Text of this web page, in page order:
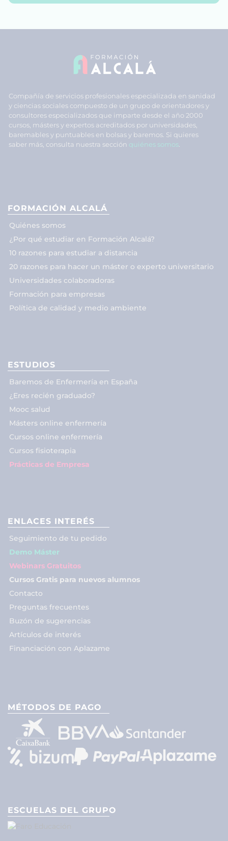
Compañía de servicios profesionales especializada en sanidad
y ciencias sociales compuesto de un grupo de orientadores y
consultores especializados que imparte desde el año 2000
cursos, másters y expertos acreditados por universidades,
baremables y puntuables en bolsas y baremos. Si quieres
saber más, consulta nuestra sección quiénes somos
FORMACIÓN ALCALÁ
Quiénes somos
¿Por qué estudiar en Formación Alcalá?
10 razones para estudiar a distancia
20 razones para hacer un máster o experto universitario
Universidades colaboradoras
Formación para empresas
Política de calidad y medio ambiente
ESTUDIOS
Baremos de Enfermería en España
¿Eres recién graduado?
Mooc salud
Másters online enfermería
Cursos online enfermería
Cursos fisioterapia
Prácticas de Empresa
ENLACES INTERÉS
Seguimiento de tu pedido
Demo Máster
Webinars Gratuitos
Cursos Gratis para nuevos alumnos
Contacto
Preguntas frecuentes
Buzón de sugerencias
Artículos de interés
Financiación con Aplazame
MÉTODOS DE PAGO
ESCUELAS DEL GRUPO